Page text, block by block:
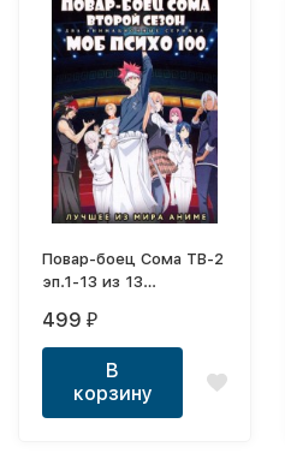
Повар-боец Сома ТВ-2
эп.1-13 из 13
Ni no Sara 2016) + Моб
Психо 100 ТВ эп.1-12
из 12 (Mob Psycho 100
2016)
499 ₽
В
корзину